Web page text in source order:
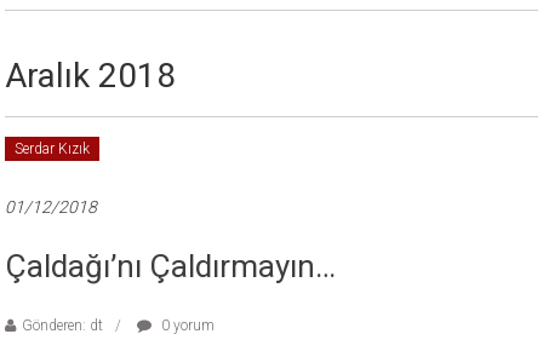
Aralık 2018
Serdar Kızık
01/12/2018
Çaldağı’nı Çaldırmayın…
Gönderen: dt 0 yorum